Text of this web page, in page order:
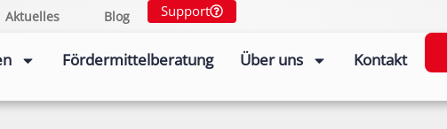
Aktuelles Blog Support
Fördermittelberatung Über uns Kontakt